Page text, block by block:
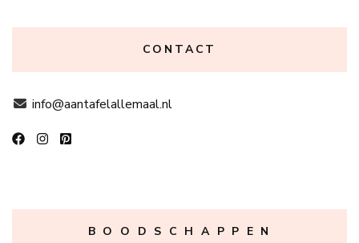
CONTACT
info@aantafelallemaal.nl
B O O D S C H A P P E N